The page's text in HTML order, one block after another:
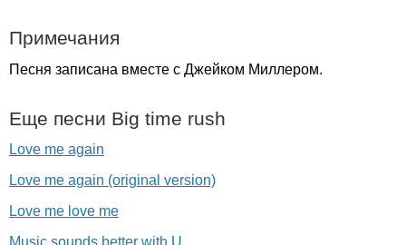
Примечания
Песня записана вместе с Джейком Миллером.
Еще песни Big time rush
Love me again
Love me again (original version)
Love me love me
Music sounds better with U